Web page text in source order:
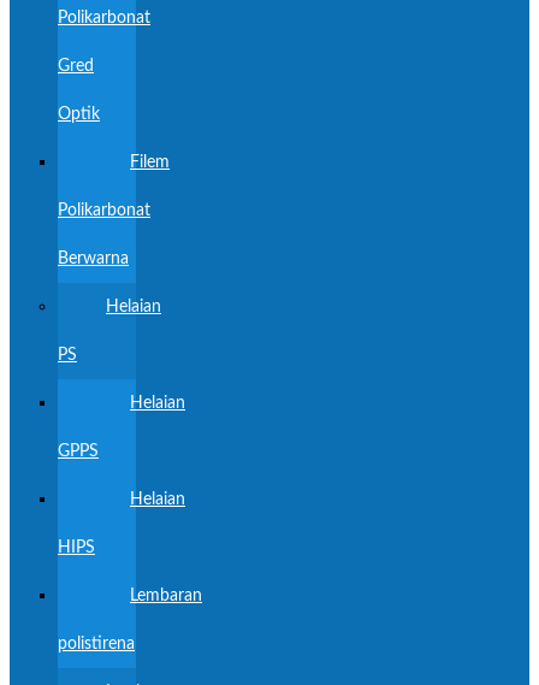
Polikarbonat
Gred
Optik
Filem
Polikarbonat
Berwarna
Helaian
PS
Helaian
GPPS
Helaian
HIPS
Lembaran
polistirena